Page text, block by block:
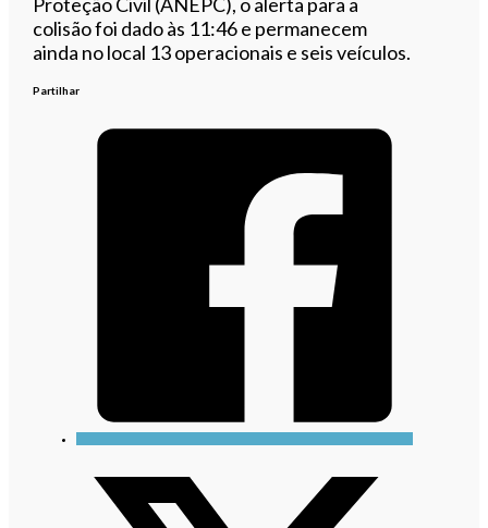
colisão foi dado às 11:46 e permanecem
ainda no local 13 operacionais e seis veículos.
Partilhar